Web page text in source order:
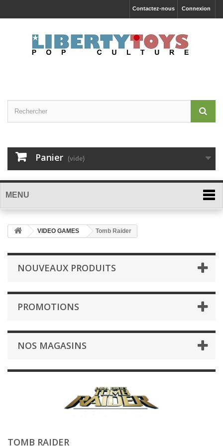
Connexion
Contactez-nous
Panier (vide)
MENU
VIDEO GAMES Tomb Raider
NOUVEAUX PRODUITS
PROMOTIONS
NOS MAGASINS
TOMB RAIDER